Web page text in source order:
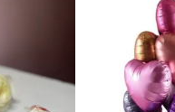
: nákupem jakýchkoliv
, který můžete
formou slev na další
dají vyjádřit i jinak než